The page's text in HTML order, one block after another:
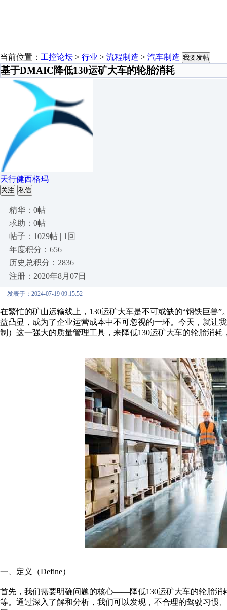
当前位置： 工控论坛 > 行业 > 流程制造 > 汽车制造 我要发帖
基于DMAIC降低130运矿大车的轮胎消耗
天行健西格玛
关注 私信
精华：0帖
求助：0帖
帖子：1029帖 | 1回
年度积分：656
历史总积分：2836
注册：2020年8月07日
发表于：2024-07-19 09:15:52
在繁忙的矿山运输线上，130运矿大车是不可或缺的“钢铁巨兽
益凸显，成为了企业运营成本中不可忽视的一环。今天，就让
制）这一强大的质量管理工具，来降低130运矿大车的轮胎消
一、定义（Define）
首先，我们需要明确问题的核心——降低130运矿大车的轮胎消
等。通过深入了解和分析，我们可以发现，不合理的驾驶习惯